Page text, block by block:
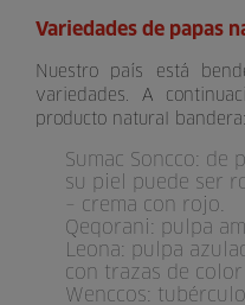
Variedades de papas
Nuestro país está
variedades. A
producto natural bandera:
Sumac Soncco:
su piel puede ser
– crema con rojo.
Qeqorani: pulpa
Leona: pulpa
con trazas de color
Wenccos: